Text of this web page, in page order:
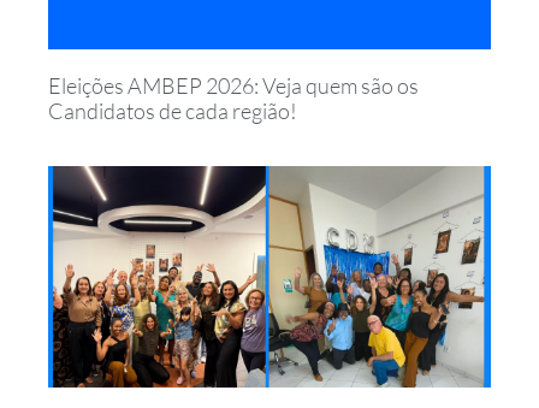
Eleições AMBEP 2026: Veja quem são os
Candidatos de cada região!